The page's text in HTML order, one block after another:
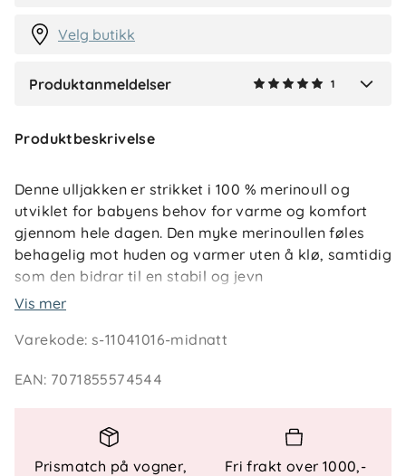
Velg butikk
Produktanmeldelser 1
Produktbeskrivelse
Denne ulljakken er strikket i 100 % merinoull og
utviklet for babyens behov for varme og komfort
gjennom hele dagen. Den myke merinoullen føles
behagelig mot huden og varmer uten å klø, samtidig
som den bidrar til en stabil og jevn
kroppstemperatur.
Ulljakken passer perfekt som mellomlag på kjølige
temperaturregulerende og pustende kvaliteten gjør
bilstol og under lek. Praktisk knappelukking gjør det
enkelt å kle av og på, noe som forenkler hverdagen
for foreldre. Et tidløst og funksjonelt plagg – laget
Vis mer
Varekode:s-11041016-midnatt
EAN: 7071855574544
Prismatch på vogner,
Fri frakt over 1000,-